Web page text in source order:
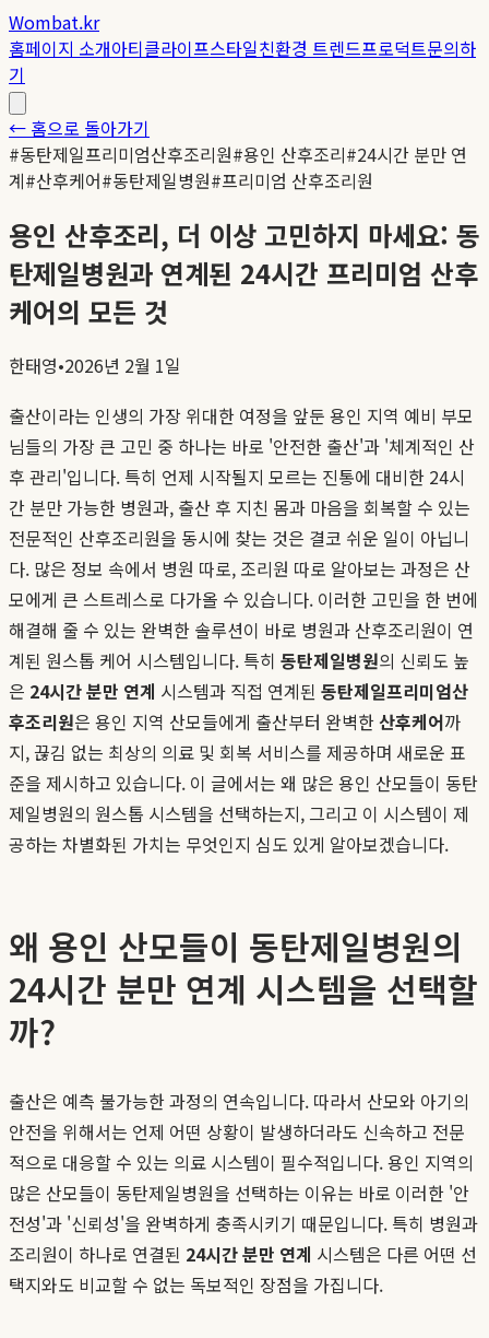
Wombat.kr
홈페이지 소개아티클라이프스타일친환경 트렌드프로덕트문의하
기
← 홈으로 돌아가기
#동탄제일프리미엄산후조리원#용인 산후조리#24시간 분만 연
계#산후케어#동탄제일병원#프리미엄 산후조리원
용인 산후조리, 더 이상 고민하지 마세요: 동
탄제일병원과 연계된 24시간 프리미엄 산후
케어의 모든 것
한태영•2026년 2월 1일
출산이라는 인생의 가장 위대한 여정을 앞둔 용인 지역 예비 부모
님들의 가장 큰 고민 중 하나는 바로 '안전한 출산'과 '체계적인 산
후 관리'입니다. 특히 언제 시작될지 모르는 진통에 대비한 24시
간 분만 가능한 병원과, 출산 후 지친 몸과 마음을 회복할 수 있는
전문적인 산후조리원을 동시에 찾는 것은 결코 쉬운 일이 아닙니
다. 많은 정보 속에서 병원 따로, 조리원 따로 알아보는 과정은 산
모에게 큰 스트레스로 다가올 수 있습니다. 이러한 고민을 한 번에
해결해 줄 수 있는 완벽한 솔루션이 바로 병원과 산후조리원이 연
계된 원스톱 케어 시스템입니다. 특히 동탄제일병원의 신뢰도 높
은 24시간 분만 연계 시스템과 직접 연계된 동탄제일프리미엄산
후조리원은 용인 지역 산모들에게 출산부터 완벽한 산후케어까
지, 끊김 없는 최상의 의료 및 회복 서비스를 제공하며 새로운 표
준을 제시하고 있습니다. 이 글에서는 왜 많은 용인 산모들이 동탄
제일병원의 원스톱 시스템을 선택하는지, 그리고 이 시스템이 제
공하는 차별화된 가치는 무엇인지 심도 있게 알아보겠습니다.
왜 용인 산모들이 동탄제일병원의
24시간 분만 연계 시스템을 선택할
까?
출산은 예측 불가능한 과정의 연속입니다. 따라서 산모와 아기의
안전을 위해서는 언제 어떤 상황이 발생하더라도 신속하고 전문
적으로 대응할 수 있는 의료 시스템이 필수적입니다. 용인 지역의
많은 산모들이 동탄제일병원을 선택하는 이유는 바로 이러한 '안
전성'과 '신뢰성'을 완벽하게 충족시키기 때문입니다. 특히 병원과
조리원이 하나로 연결된 24시간 분만 연계 시스템은 다른 어떤 선
택지와도 비교할 수 없는 독보적인 장점을 가집니다.